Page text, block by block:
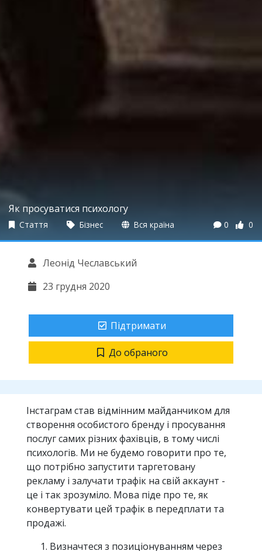
Як просуватися психологу
Стаття Бізнес Вся країна 0 0
Леонід Чеславський
23 грудня 2020
Підтримати
До обраного
Інстаграм став відмінним майданчиком для
створення особистого бренду і просування
послуг самих різних фахівців, в тому числі
психологів. Ми не будемо говорити про те,
що потрібно запустити таргетовану
рекламу і залучати трафік на свій аккаунт -
це і так зрозуміло. Мова піде про те, як
конвертувати цей трафік в передплати та
продажі.
Визначтеся з позиціонуванням через